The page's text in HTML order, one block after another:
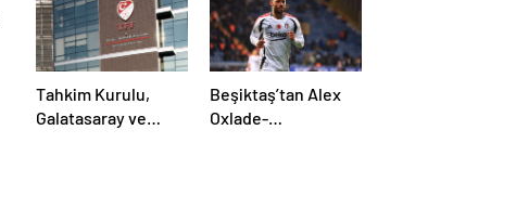
Tahkim Kurulu,
Galatasaray ve
Beşiktaş’tan Alex
Oxlade-